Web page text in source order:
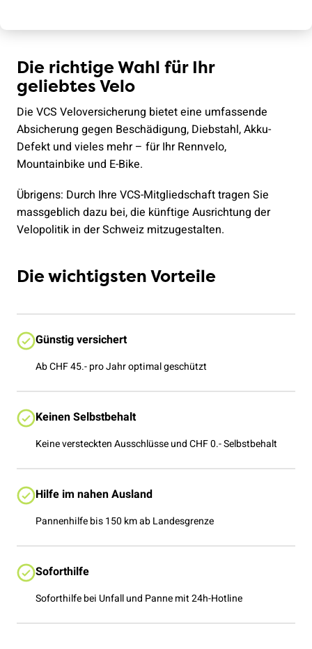
Die richtige Wahl für Ihr
geliebtes Velo
Die VCS Veloversicherung bietet eine umfassende
Absicherung gegen Beschädigung, Diebstahl, Akku-
Defekt und vieles mehr – für Ihr Rennvelo,
Mountainbike und E-Bike.
Übrigens: Durch Ihre VCS-Mitgliedschaft tragen Sie
massgeblich dazu bei, die künftige Ausrichtung der
Velopolitik in der Schweiz mitzugestalten.
Die wichtigsten Vorteile
Günstig versichert
Ab CHF 45.- pro Jahr optimal geschützt
Keinen Selbstbehalt
Keine versteckten Ausschlüsse und CHF 0.- Selbstbehalt
Hilfe im nahen Ausland
Pannenhilfe bis 150 km ab Landesgrenze
Soforthilfe
Soforthilfe bei Unfall und Panne mit 24h-Hotline